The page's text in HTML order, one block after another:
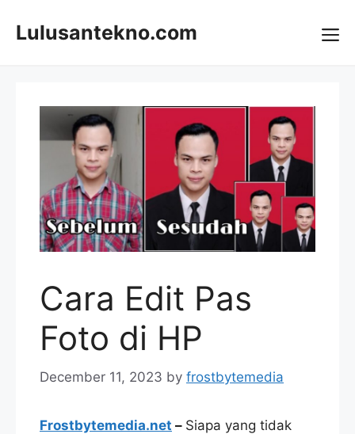
Lulusantekno.com
Cara Edit Pas
Foto di HP
December 11, 2023 by frostbytemedia
Frostbytemedia.net – Siapa yang tidak